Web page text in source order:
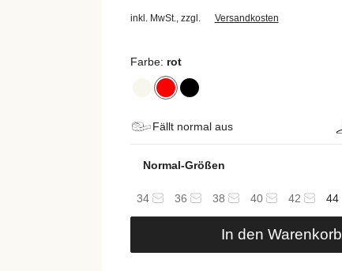
inkl. MwSt., zzgl. Versandkosten
Farbe: rot
Fällt normal aus
Normal-Größen
34 36 38 40 42 44
In den Warenkorb